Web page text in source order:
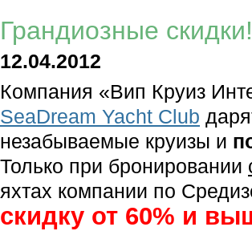
Грандиозные скидки!
12.04.2012
Компания «Вип Круиз
SeaDream Yacht Club
незабываемые круизы и
Только при бронировании
яхтах компании по
скидку от 60% и